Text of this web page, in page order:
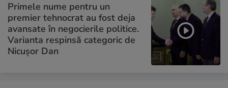
Primele nume pentru un
premier tehnocrat au fost deja
avansate în negocierile politice.
Varianta respinsă categoric de
Nicușor Dan